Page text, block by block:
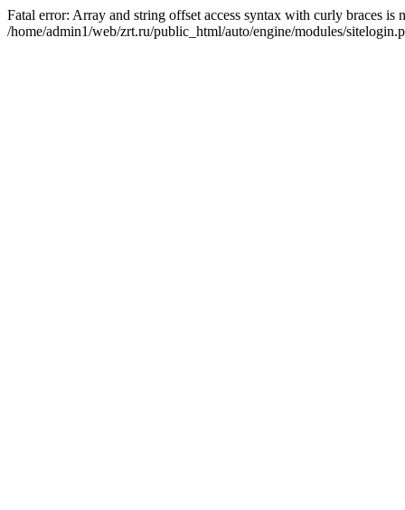
Fatal error: Array and string offset access syntax with curly braces is
/home/admin1/web/zrt.ru/public_html/auto/engine/modules/